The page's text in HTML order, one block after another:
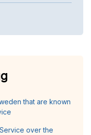
that are known
over the